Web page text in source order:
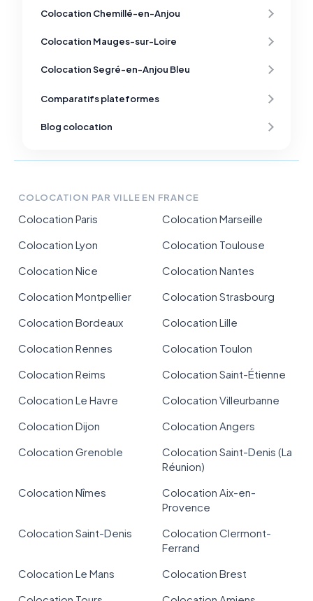
Colocation Chemillé-en-Anjou
Colocation Mauges-sur-Loire
Colocation Segré-en-Anjou Bleu
Comparatifs plateformes
Blog colocation
COLOCATION PAR VILLE EN FRANCE
Colocation Paris
Colocation Marseille
Colocation Lyon
Colocation Toulouse
Colocation Nice
Colocation Nantes
Colocation Montpellier
Colocation Strasbourg
Colocation Bordeaux
Colocation Lille
Colocation Rennes
Colocation Toulon
Colocation Reims
Colocation Saint-Étienne
Colocation Le Havre
Colocation Villeurbanne
Colocation Dijon
Colocation Angers
Colocation Grenoble
Colocation Saint-Denis (La
Réunion)
Colocation Nîmes
Colocation Aix-en-
Provence
Colocation Saint-Denis
Colocation Clermont-
Ferrand
Colocation Le Mans
Colocation Brest